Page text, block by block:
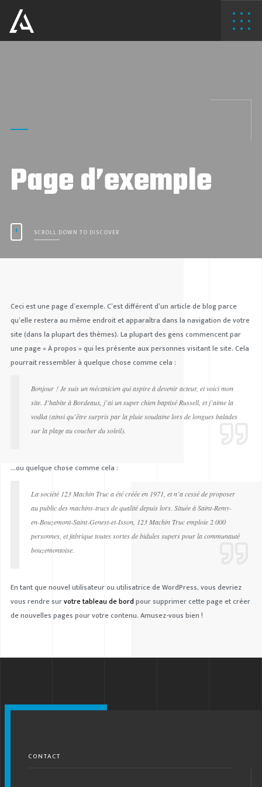
Page d’exemple
SCROLL DOWN TO DISCOVER
Ceci est une page d’exemple. C’est différent d’un article de blog parce
qu’elle restera au même endroit et apparaîtra dans la navigation de votre
site (dans la plupart des thèmes). La plupart des gens commencent par
une page « À propos » qui les présente aux personnes visitant le site. Cela
pourrait ressembler à quelque chose comme cela :
Bonjour ! Je suis un mécanicien qui aspire à devenir acteur, et voici mon
site. J’habite à Bordeaux, j’ai un super chien baptisé Russell, et j’aime la
vodka (ainsi qu’être surpris par la pluie soudaine lors de longues balades
sur la plage au coucher du soleil).
…ou quelque chose comme cela :
La société 123 Machin Truc a été créée en 1971, et n’a cessé de proposer
au public des machins-trucs de qualité depuis lors. Située à Saint-Remy-
en-Bouzemont-Saint-Genest-et-Isson, 123 Machin Truc emploie 2 000
personnes, et fabrique toutes sortes de bidules supers pour la communauté
bouzemontoise.
En tant que nouvel utilisateur ou utilisatrice de WordPress, vous devriez
vous rendre survotre tableau de bord pour supprimer cette page et créer
de nouvelles pages pour votre contenu. Amusez-vous bien !
CONTACT